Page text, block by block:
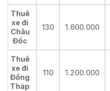
Thuê
xe đi
Châu
Đốc
130 1.600.000
Thuê
xe đi
Đồng
Tháp
110 1.200.000